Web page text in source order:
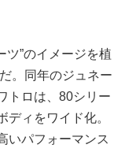
ツ”のイメージを植
。同年のジュネー
トロは、80シリー
ディをワイド化。
いパフォーマンス